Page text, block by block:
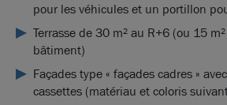
pour les véhicules et un portillon
Terrasse de 30 m² au R+6 (ou 15
bâtiment)
Façades type « façades cadres »
cassettes (matériau et coloris